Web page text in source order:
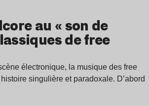
au « son de
de free
électronique, la musique des free
singulière et paradoxale. D’abord